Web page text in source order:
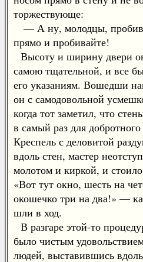
торжествующе:
— А ну, молодцы,
прямо и пробивайте!
Высоту и ширину двери
самою тщательной, и все
его указаниям. Вошедши
он с самодовольной
когда тот заметил, что
в самый раз для
Креспель с деловитой
вдоль стен, мастер
молотом и киркой, и
«Вот тут окно, шесть на
окошечко три на два!» —
шли в ход.
В разгаре этой-то
было чистым
людей, выставившись